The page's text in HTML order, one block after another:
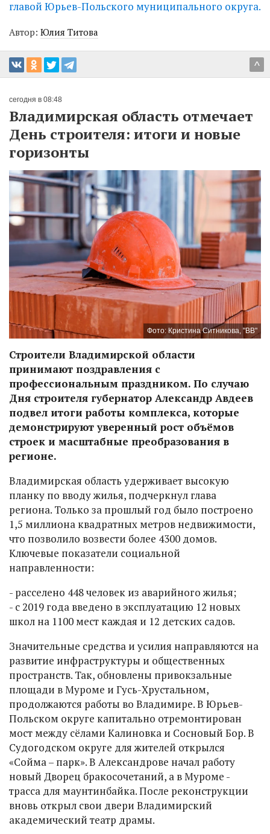
главой Юрьев-Польского муниципального округа.
Автор: Юлия Титова
^
сегодня в 08:48
Владимирская область отмечает
День строителя: итоги и новые
горизонты
Фото: Кристина Ситникова, "ВВ"
Строители Владимирской области
принимают поздравления с
профессиональным праздником. По случаю
Дня строителя губернатор Александр Авдеев
подвел итоги работы комплекса, которые
демонстрируют уверенный рост объёмов
строек и масштабные преобразования в
регионе.
Владимирская область удерживает высокую
планку по вводу жилья, подчеркнул глава
региона. Только за прошлый год было построено
1,5 миллиона квадратных метров недвижимости,
что позволило возвести более 4300 домов.
Ключевые показатели социальной
направленности:
- расселено 448 человек из аварийного жилья;
- с 2019 года введено в эксплуатацию 12 новых
школ на 1100 мест каждая и 12 детских садов.
Значительные средства и усилия направляются на
развитие инфраструктуры и общественных
пространств. Так, обновлены привокзальные
площади в Муроме и Гусь-Хрустальном,
продолжаются работы во Владимире. В Юрьев-
Польском округе капитально отремонтирован
мост между сёлами Калиновка и Сосновый Бор. В
Судогодском округе для жителей открылся
«Сойма – парк». В Александрове начал работу
новый Дворец бракосочетаний, а в Муроме -
трасса для маунтинбайка. После реконструкции
вновь открыл свои двери Владимирский
академический театр драмы.